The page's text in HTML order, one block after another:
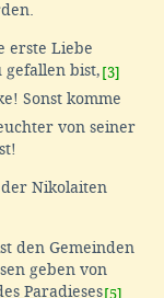
erste Liebe
gefallen bist, [3]
Sonst komme
von seiner
Nikolaiten
den Gemeinden
geben von
Paradieses [5]